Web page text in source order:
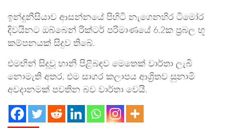
ඉන්දුනීසියාව ආසන්නයේ පිහිටි නැගෙනහිර ටිමෝර
දිවයිනට ඔබ්බෙන් රික්ටර් පරිමාණයේ 6.2ක ප්‍රබල භූ
කම්පනයක් සිදුව තිබේ.
එමඟින් සිදුවූ හානි පිළිබඳව මෙතෙක් වාර්තා ලැබී
නොමැති අතර, එම සාගර කලාපය ආශ්‍රිතව සුනාමි
අවදානමක් පවතින බව වාර්තා වෙයි.